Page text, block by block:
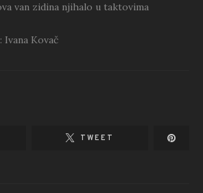
van zidina njihalo u taktovima
Ivana Kovač
TWEET